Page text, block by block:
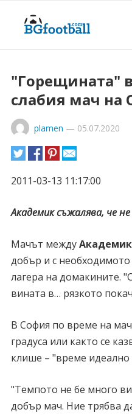
"Горещината"
слабия мач на
plamen — 05.07.2020
2011-03-13 11:17:00
Академик съжалява, че
Мачът междуАкадемик
добър и с
лагера на домакините.
вината в… рязкото
В София по време на
градуса или както се
клише – "време идеално
"Темпото не бе много
добър мач. Ние трябва